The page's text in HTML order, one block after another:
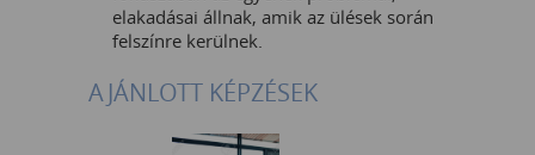
elakadásai állnak, amik az ülések során
felszínre kerülnek.
AJÁNLOTT KÉPZÉSEK